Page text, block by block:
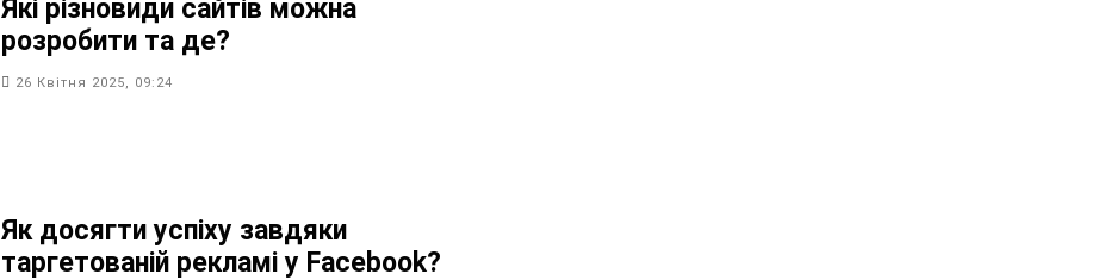
Які різновиди сайтів можна
розробити та де?
26 Квітня 2025, 09:24
Як досягти успіху завдяки
таргетованій рекламі у Facebook?